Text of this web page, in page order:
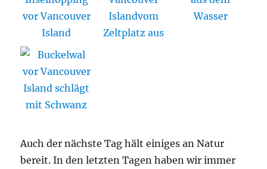
Auch der nächste Tag hält einiges an Natur
bereit. In den letzten Tagen haben wir immer